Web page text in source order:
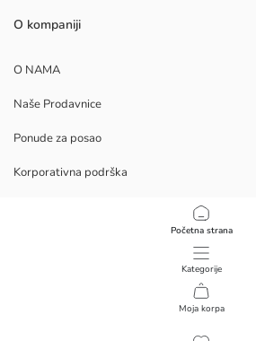
Početna strana
Kategorije
Moja korpa
O kompaniji
O NAMA
Naše Prodavnice
Ponude za posao
Korporativna podrška
Politika privatnosti i bezbednosti podataka